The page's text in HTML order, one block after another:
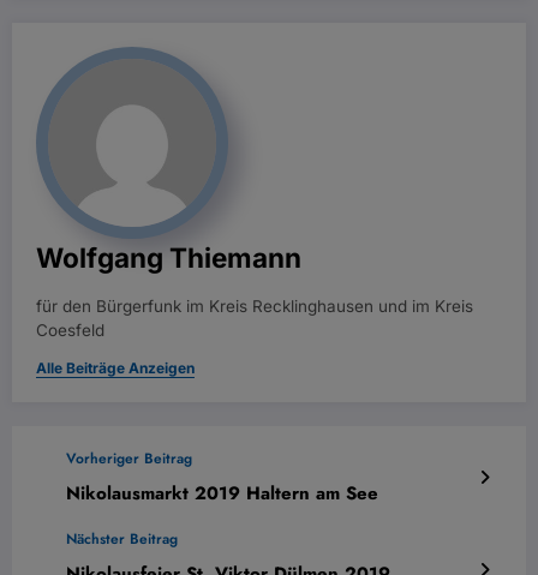
Wolfgang Thiemann
für den Bürgerfunk im Kreis Recklinghausen und im Kreis
Coesfeld
Alle Beiträge Anzeigen
Vorheriger Beitrag
Nikolausmarkt 2019 Haltern am See
Nächster Beitrag